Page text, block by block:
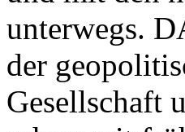
unterwegs.
der
Gesellschaft